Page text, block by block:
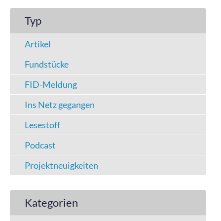
Typ
Artikel
Fundstücke
FID-Meldung
Ins Netz gegangen
Lesestoff
Podcast
Projektneuigkeiten
Kategorien